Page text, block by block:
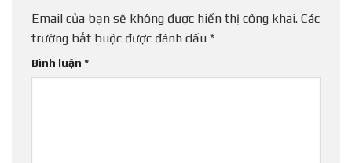
Email của bạn sẽ không được hiển thị công khai. Các
trường bắt buộc được đánh dấu *
Bình luận *